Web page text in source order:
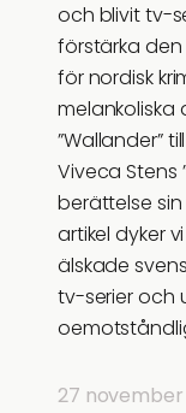
och blivit tv-
förstärka
för nordisk
melankoliska
”Wallander”
Viveca Stens
berättelse
artikel dyker
älskade
tv-serier och
27